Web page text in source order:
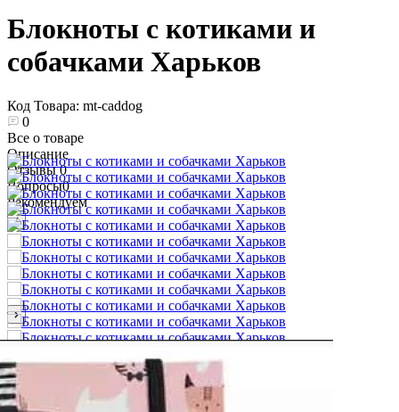
Блокноты с котиками и
собачками Харьков
Код Товара: mt-caddog
0
Все о товаре
Описание
Отзывы0
Вопросы0
Рекомендуем